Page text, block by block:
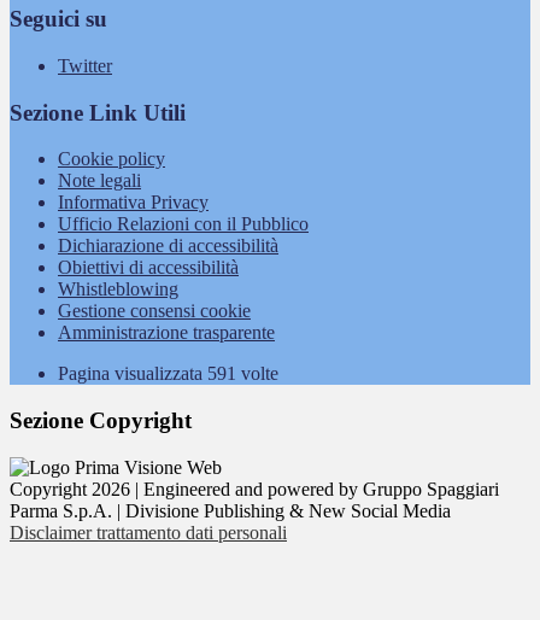
Seguici su
Twitter
Sezione Link Utili
Cookie policy
Note legali
Informativa Privacy
Ufficio Relazioni con il Pubblico
Dichiarazione di accessibilità
Obiettivi di accessibilità
Whistleblowing
Gestione consensi cookie
Amministrazione trasparente
Pagina visualizzata 591 volte
Sezione Copyright
Copyright 2026 | Engineered and powered by Gruppo Spaggiari
Parma S.p.A. | Divisione Publishing & New Social Media
Disclaimer trattamento dati personali